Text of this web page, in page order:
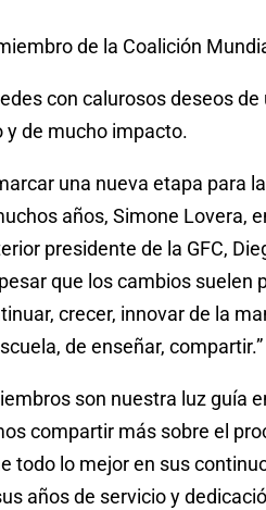
de la Coalición
con calurosos deseos
de mucho impacto.
una nueva etapa para
años, Simone Lovera,
presidente de la GFC,
que los cambios suelen
crecer, innovar de la
de enseñar, compartir.”
son nuestra luz guía
compartir más sobre el
todo lo mejor en sus
años de servicio y